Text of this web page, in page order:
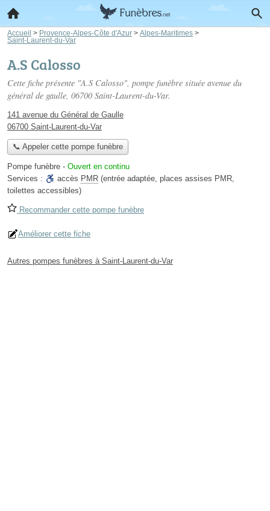
Accueil > Provence-Alpes-Côte d'Azur > Alpes-Maritimes >
Saint-Laurent-du-Var
A.S Calosso
Cette fiche présente "A.S Calosso", pompe funèbre située avenue du
général de gaulle, 06700 Saint-Laurent-du-Var.
141 avenue du Général de Gaulle
06700 Saint-Laurent-du-Var
📞 Appeler cette pompe funèbre
Pompe funèbre - Ouvert en continu
Services :
accès PMR (entrée adaptée, places assises PMR,
toilettes accessibles)
Recommander cette pompe funèbre
Améliorer cette fiche
Autres pompes funèbres à Saint-Laurent-du-Var